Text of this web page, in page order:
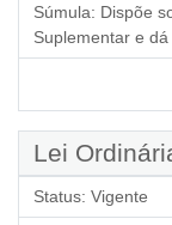
Súmula: Dispõe
Suplementar e
Lei
Status: Vigente